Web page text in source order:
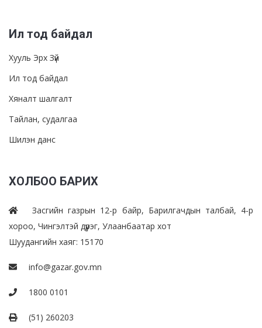
Ил тод байдал
Хууль Эрх Зүй
Ил тод байдал
Хяналт шалгалт
Тайлан, судалгаа
Шилэн данс
ХОЛБОО БАРИХ
Засгийн газрын 12-р байр, Барилгачдын талбай, 4-р
хороо, Чингэлтэй дүүрэг, Улаанбаатар хот
Шуудангийн хаяг: 15170
info@gazar.gov.mn
1800 0101
(51) 260203